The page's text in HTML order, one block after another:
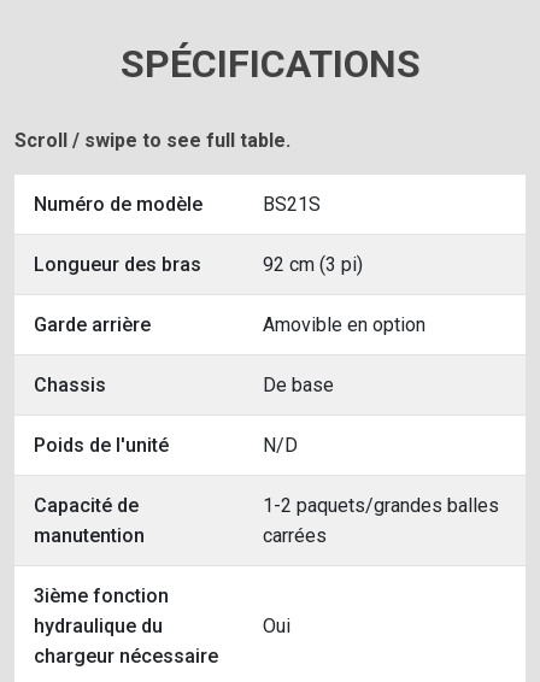
SPÉCIFICATIONS
Scroll / swipe to see full table.
Numéro de modèle BS21S
Longueur des bras 92 cm (3 pi)
Garde arrière Amovible en option
Chassis De base
Poids de l'unité N/D
Capacité de
manutention
1-2 paquets/grandes balles
carrées
3ième fonction
hydraulique du
chargeur nécessaire
Oui